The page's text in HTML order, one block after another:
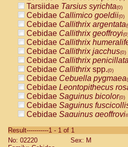
Tarsiidae Tarsius syrichta(0)
Cebidae Callimico goeldii(0)
Cebidae Callithrix argentata
Cebidae Callithrix geoffroyi
Cebidae Callithrix
Cebidae Callithrix jacchus(0)
Cebidae Callithrix penicillata
Cebidae Callithrixspp.(0)
Cebidae Cebuella pygmaea
Cebidae Leontopithecus
Cebidae Saguinus bicolor(0)
Cebidae Saguinus
Cebidae Saguinus geoffroyi
CebidaeSaguinus labiatus
Cebidae Saguinus leucopus
Result-----------1 - 1 of 1
No: 02220
Sex: M